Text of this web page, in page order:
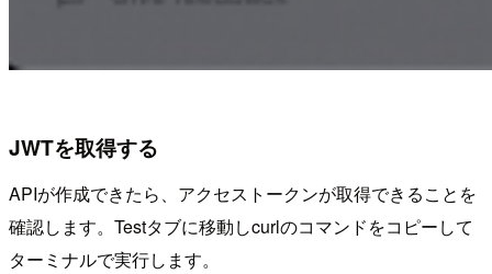
JWTを取得する
APIが作成できたら、アクセストークンが取得できることを
確認します。Testタブに移動しcurlのコマンドをコピーして
ターミナルで実行します。